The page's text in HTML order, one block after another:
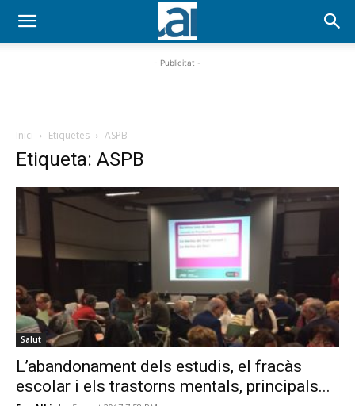
- Publicitat -
Inici Etiquetes ASPB
Etiqueta: ASPB
Salut
L’abandonament dels estudis, el fracàs
escolar i els trastorns mentals, principals...